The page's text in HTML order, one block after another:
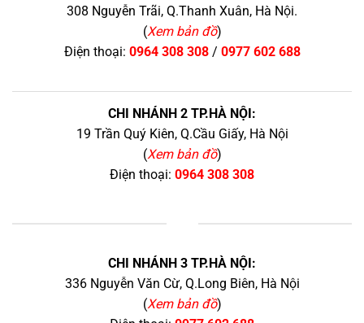
308 Nguyễn Trãi, Q.Thanh Xuân, Hà Nội.
(Xem bản đồ)
Điện thoại: 0964 308 308/ 0977 602 688
CHI NHÁNH 2 TP.HÀ NỘI:
19 Trần Quý Kiên, Q.Cầu Giấy, Hà Nội
(Xem bản đồ)
Điện thoại: 0964 308 308
CHI NHÁNH 3 TP.HÀ NỘI:
336 Nguyễn Văn Cừ, Q.Long Biên, Hà Nội
(Xem bản đồ)